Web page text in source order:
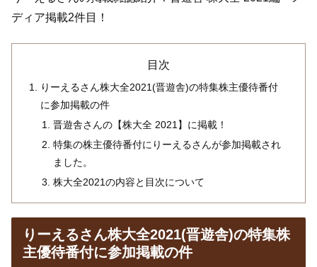
ディア掲載2件目！
目次
りーえるさん株大全2021(晋遊舎)の特集株主優待番付
に参加掲載の件
晋遊舎さんの【株大全 2021】に掲載！
特集の株主優待番付にりーえるさんが参加掲載され
ました。
株大全2021の内容と目次について
りーえるさん株大全2021(晋遊舎)の特集株
主優待番付に参加掲載の件